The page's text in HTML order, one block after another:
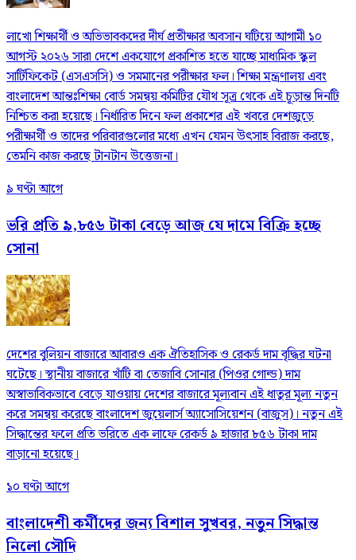
লাখো শিক্ষার্থী ও অভিভাবকদের দীর্ঘ প্রতীক্ষার অবসান ঘটিয়ে আগামী ১০
আগস্ট ২০২৬ সারা দেশে একযোগে প্রকাশিত হতে যাচ্ছে মাধ্যমিক স্কুল
সার্টিফিকেট (এসএসসি) ও সমমানের পরীক্ষার ফল। শিক্ষা মন্ত্রণালয় এবং
বাংলাদেশ আন্তঃশিক্ষা বোর্ড সমন্বয় কমিটির যৌথ সূত্র থেকে এই চূড়ান্ত দিনটি
নিশ্চিত করা হয়েছে। নির্ধারিত দিনে ফল প্রকাশের এই খবরে দেশজুড়ে
পরীক্ষার্থী ও তাদের পরিবারগুলোর মধ্যে এখন যেমন উৎসাহ বিরাজ করছে,
তেমনি কাজ করছে টানটান উত্তেজনা।
৯ ঘণ্টা আগে
ভরি প্রতি ৯,৮৫৬ টাকা বেড়ে আজ যে দামে বিক্রি হচ্ছে
সোনা
দেশের বুলিয়ন বাজারে আবারও এক ঐতিহাসিক ও রেকর্ড দাম বৃদ্ধির ঘটনা
ঘটেছে। স্থানীয় বাজারে খাঁটি বা তেজাবি সোনার (পিওর গোল্ড) দাম
অস্বাভাবিকভাবে বেড়ে যাওয়ায় দেশের বাজারে মূল্যবান এই ধাতুর মূল্য নতুন
করে সমন্বয় করেছে বাংলাদেশ জুয়েলার্স অ্যাসোসিয়েশন (বাজুস)। নতুন এই
সিদ্ধান্তের ফলে প্রতি ভরিতে এক লাফে রেকর্ড ৯ হাজার ৮৫৬ টাকা দাম
বাড়ানো হয়েছে।
১০ ঘণ্টা আগে
বাংলাদেশী কর্মীদের জন্য বিশাল সুখবর, নতুন সিদ্ধান্ত
নিলো সৌদি